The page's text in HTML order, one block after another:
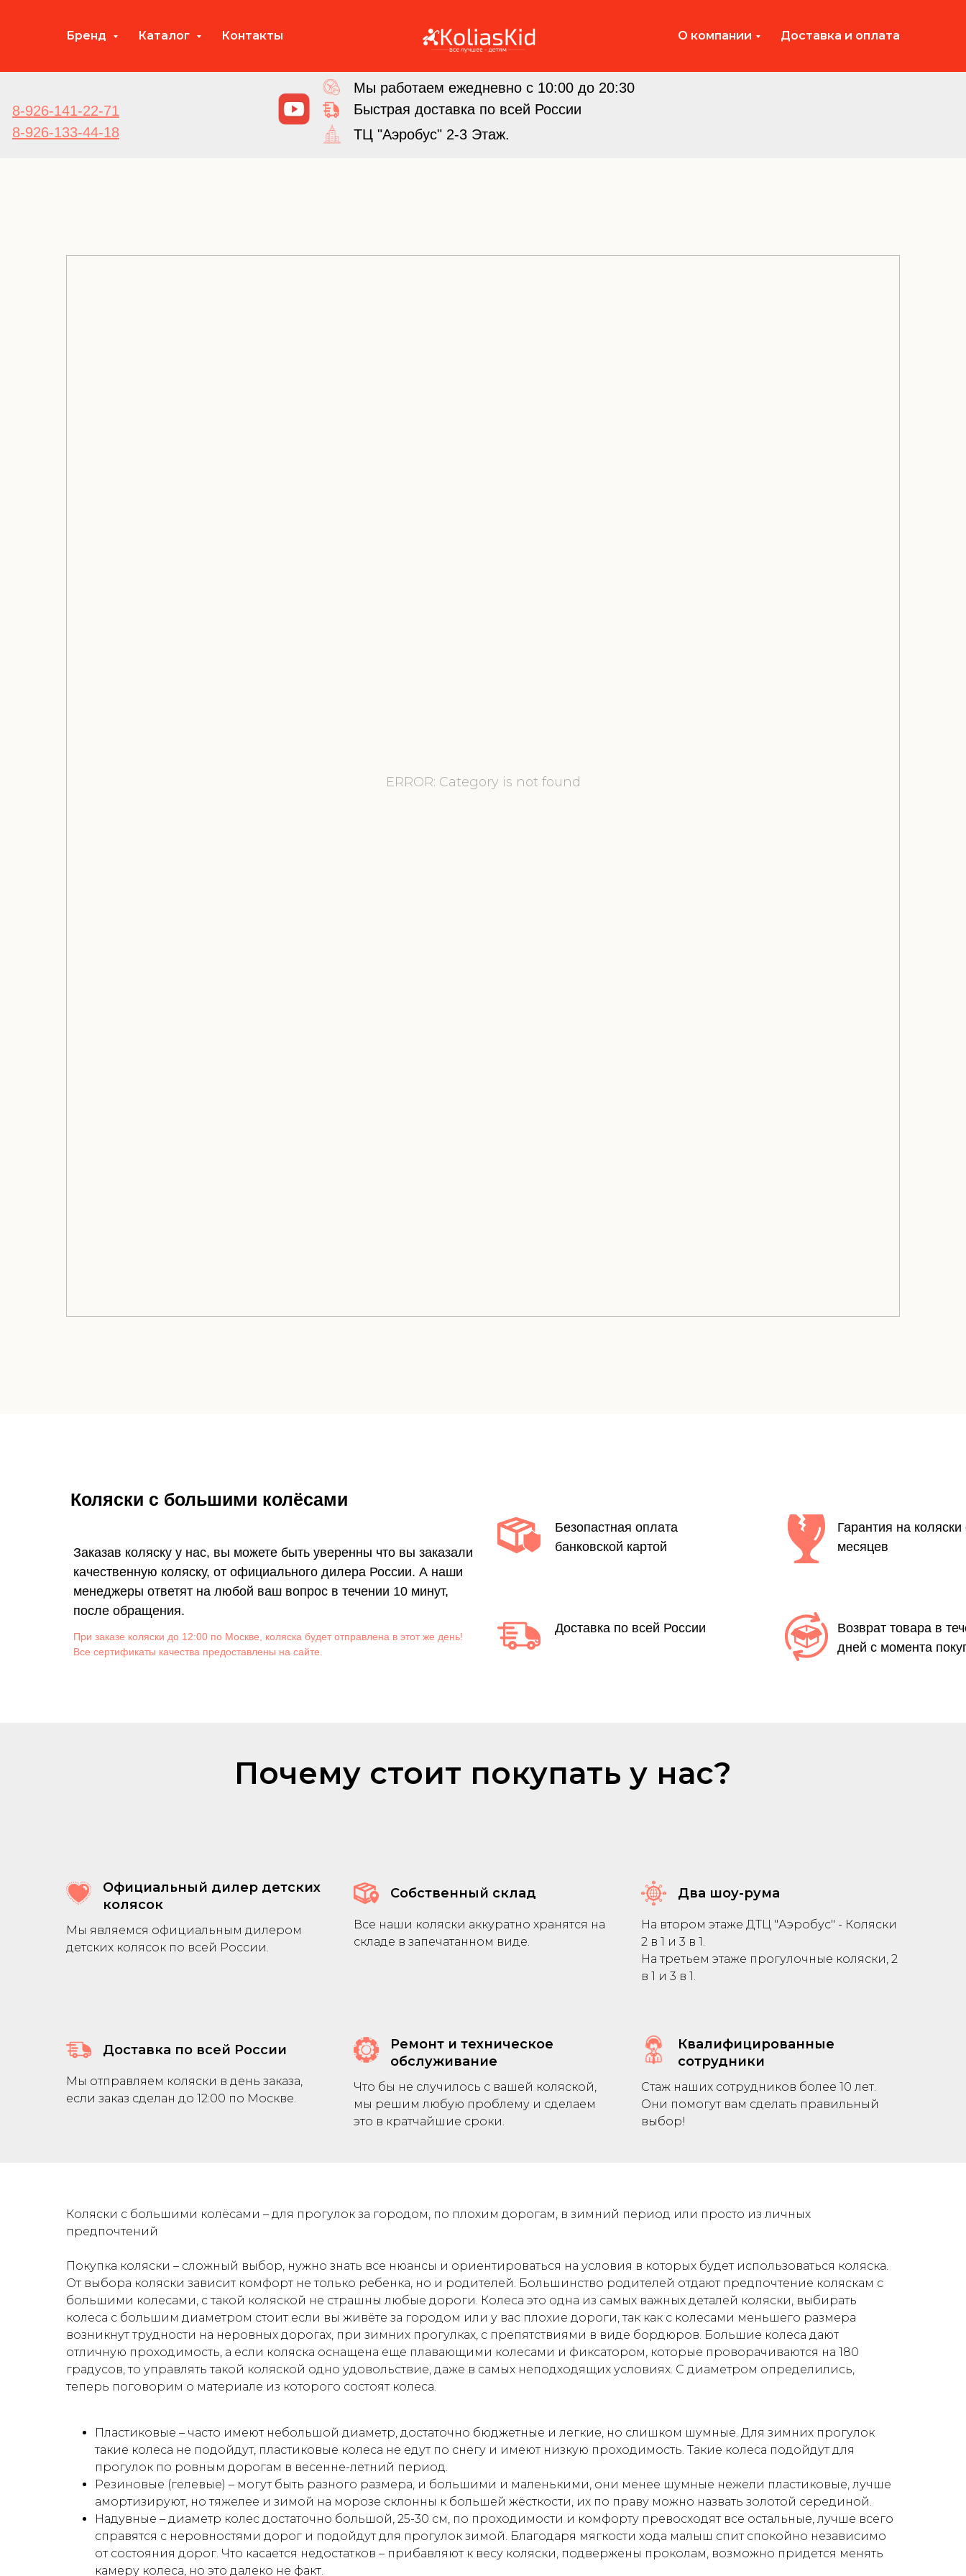
Бренд Каталог Контакты О компании Доставка и оплата
Мы работаем ежедневно с 10:00 до 20:30
Быстрая доставка по всей России
ТЦ "Аэробус" 2-3 Этаж.
8-926-141-22-71
8-926-133-44-18
ERROR: Category is not found
Коляски с большими колёсами
Заказав коляску у нас, вы можете быть уверенны что вы заказали
качественную коляску, от официального дилера России. А наши
менеджеры ответят на любой ваш вопрос в течении 10 минут,
после обращения.
При заказе коляски до 12:00 по Москве, коляска будет отправлена в этот же день!
Все сертификаты качества предоставлены на сайте.
Возврат товара в
дней с момента
Гарантия на коляски
месяцев
Безопастная оплата
банковской картой
Доставка по всей России
Почему стоит покупать у нас?
Официальный дилер детских
колясок
Мы являемся официальным дилером
детских колясок по всей России.
Собственный склад
Все наши коляски аккуратно хранятся на
складе в запечатанном виде.
Два шоу-рума
На втором этаже ДТЦ "Аэробус" - Коляски
2 в 1 и 3 в 1.
На третьем этаже прогулочные коляски, 2
в 1 и 3 в 1.
Доставка по всей России
Мы отправляем коляски в день заказа,
если заказ сделан до 12:00 по Москве.
Ремонт и техническое
обслуживание
Что бы не случилось с вашей коляской,
мы решим любую проблему и сделаем
это в кратчайшие сроки.
Квалифицированные
сотрудники
Стаж наших сотрудников более 10 лет.
Они помогут вам сделать правильный
выбор!
Коляски с большими колёсами – для прогулок за городом, по плохим дорогам, в зимний период или просто из личных
предпочтений
Покупка коляски – сложный выбор, нужно знать все нюансы и ориентироваться на условия в которых будет использоваться коляска.
От выбора коляски зависит комфорт не только ребенка, но и родителей. Большинство родителей отдают предпочтение коляскам с
большими колесами, с такой коляской не страшны любые дороги. Колеса это одна из самых важных деталей коляски, выбирать
колеса с большим диаметром стоит если вы живёте за городом или у вас плохие дороги, так как с колесами меньшего размера
возникнут трудности на неровных дорогах, при зимних прогулках, с препятствиями в виде бордюров. Большие колеса дают
отличную проходимость, а если коляска оснащена еще плавающими колесами и фиксатором, которые проворачиваются на 180
градусов, то управлять такой коляской одно удовольствие, даже в самых неподходящих условиях. С диаметром определились,
теперь поговорим о материале из которого состоят колеса.
Пластиковые – часто имеют небольшой диаметр, достаточно бюджетные и легкие, но слишком шумные. Для зимних прогулок
такие колеса не подойдут, пластиковые колеса не едут по снегу и имеют низкую проходимость. Такие колеса подойдут для
прогулок по ровным дорогам в весенне-летний период.
Резиновые (гелевые) – могут быть разного размера, и большими и маленькими, они менее шумные нежели пластиковые, лучше
амортизируют, но тяжелее и зимой на морозе склонны к большей жёсткости, их по праву можно назвать золотой серединой.
Надувные – диаметр колес достаточно большой, 25-30 см, по проходимости и комфорту превосходят все остальные, лучше всего
справятся с неровностями дорог и подойдут для прогулок зимой. Благодаря мягкости хода малыш спит спокойно независимо
от состояния дорог. Что касается недостатков – прибавляют к весу коляски, подвержены проколам, возможно придется менять
камеру колеса, но это далеко не факт.